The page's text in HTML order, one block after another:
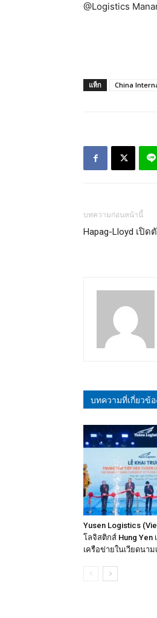
@Logistics
แท็ก China
บทความก่อนหน้านี้
Hapag-Lloyd เปิด
บทความที่เกี่ยวข้อ
Yusen Logistics
โลจิสติกส์ Hung Yen
เครือข่ายในเวียดนาม